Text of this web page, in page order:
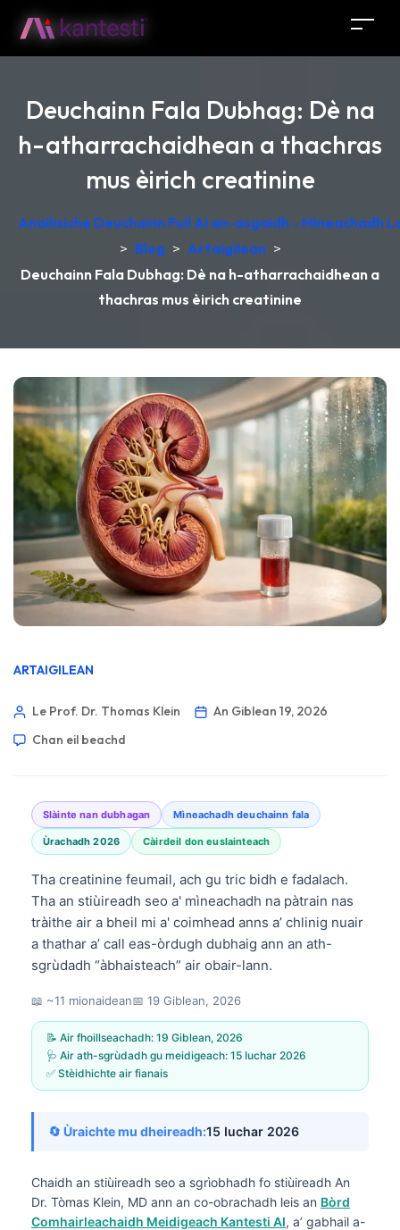
Deuchainn Fala Dubhag: Dè na
h-atharrachaidhean a thachras
mus èirich creatinine
Anailisiche Deuchainn Fuil AI an-asgaidh - Mìneachadh
> Blog > Artaigilean >
Deuchainn Fala Dubhag: Dè na h-atharrachaidhean a
thachras mus èirich creatinine
ARTAIGILEAN
Le Prof. Dr. Thomas Klein
An Giblean 19, 2026
Chan eil beachd
Slàinte nan dubhagan Mìneachadh deuchainn fala
Ùrachadh 2026 Càirdeil don euslainteach
Tha creatinine feumail, ach gu tric bidh e fadalach.
Tha an stiùireadh seo a' mìneachadh na pàtrain nas
tràithe air a bheil mi a' coimhead anns a’ chlinig nuair
a thathar a’ call eas-òrdugh dubhaig ann an ath-
sgrùdadh “àbhaisteach” air obair-lann.
📖 ~11 mionaidean📅 19 Giblean, 2026
📝 Air fhoillseachadh: 19 Giblean, 2026
🩺 Air ath-sgrùdadh gu meidigeach: 15 Iuchar 2026
✅ Stèidhichte air fianais
🔄 Ùraichte mu dheireadh:15 Iuchar 2026
Chaidh an stiùireadh seo a sgrìobhadh fo stiùireadh An
Dr. Tòmas Klein, MD ann an co-obrachadh leis an Bòrd
Comhairleachaidh Meidigeach Kantesti AI, a’ gabhail a-